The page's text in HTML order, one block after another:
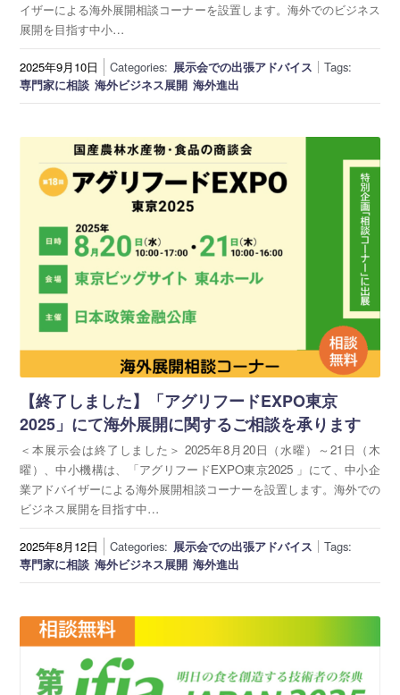
イザーによる海外展開相談コーナーを設置します。海外でのビジネス
展開を目指す中小…
2025年9月10日 Categories: 展示会での出張アドバイス
Tags:
専門家に相談 海外ビジネス展開 海外進出
【終了しました】「アグリフードEXPO東京
2025」にて海外展開に関するご相談を承ります
＜本展示会は終了しました＞ 2025年8月20日（水曜）～21日（木
曜）、中小機構は、「アグリフードEXPO東京2025 」にて、中小企
業アドバイザーによる海外展開相談コーナーを設置します。海外での
ビジネス展開を目指す中…
2025年8月12日 Categories: 展示会での出張アドバイス
Tags:
専門家に相談 海外ビジネス展開 海外進出